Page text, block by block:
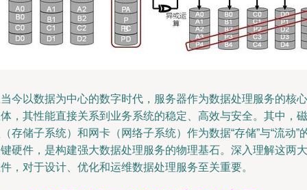
今以数据为中心的数字时代，服务器作为数据处理服务的核心
，其性能直接关系到业务系统的稳定、高效与安全。其中，磁
存储子系统）和网卡（网络子系统）作为数据“存储”与“流动”
硬件，是构建强大数据处理服务的物理基石。深入理解这两大
，对于设计、优化和运维数据处理服务至关重要。